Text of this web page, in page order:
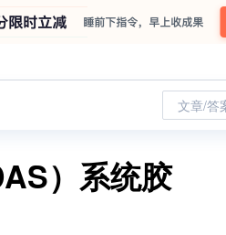
文章/答
）系统胶